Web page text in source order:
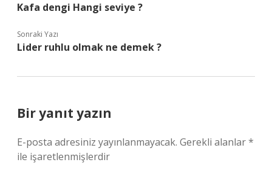
Kafa dengi Hangi seviye ?
Sonraki Yazı
Lider ruhlu olmak ne demek ?
Bir yanıt yazın
E-posta adresiniz yayınlanmayacak. Gerekli alanlar*
ile işaretlenmişlerdir